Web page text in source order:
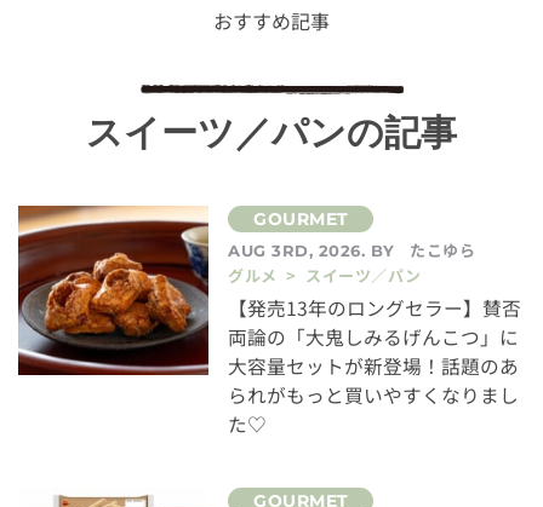
おすすめ記事
スイーツ／パンの記事
AUG 3RD, 2026. BY
たこゆら
グルメ > スイーツ／パン
【発売13年のロングセラー】賛否
両論の「大鬼しみるげんこつ」に
大容量セットが新登場！話題のあ
られがもっと買いやすくなりまし
た♡